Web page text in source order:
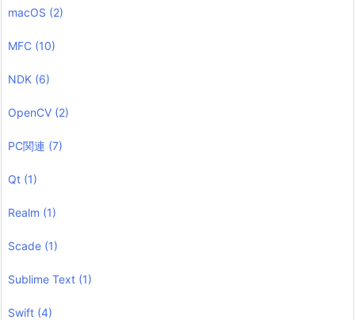
macOS (2)
MFC (10)
NDK (6)
OpenCV (2)
PC関連 (7)
Qt (1)
Realm (1)
Scade (1)
Sublime Text (1)
Swift (4)